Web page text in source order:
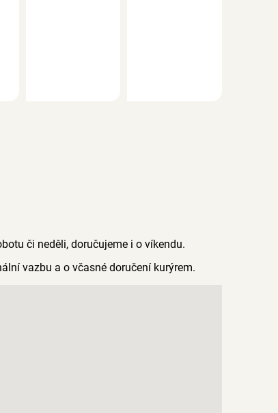
či neděli, doručujeme i o víkendu.
vazbu a o včasné doručení kurýrem.